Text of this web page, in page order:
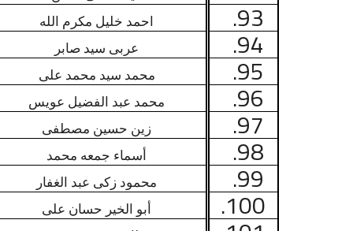
93. احمد خليل مكرم الله
94. عربى سيد صابر
95. محمد سيد محمد على
96. محمد عبد الفضيل عويس
97. زين حسين مصطفى
98. أسماء جمعه محمد
99. محمود زكى عبد الغفار
100. أبو الخير حسان على